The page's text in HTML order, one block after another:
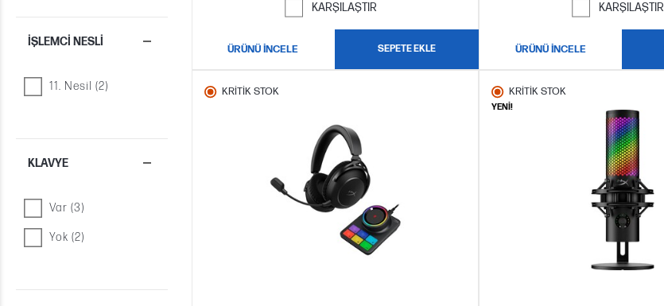
İŞLEMCI NESLI
11. Nesil (2)
KLAVYE
Var (3)
Yok (2)
KARŞILAŞTIR
ÜRÜNÜ İNCELE SEPETE EKLE
KARŞILAŞTIR
ÜRÜNÜ İNCELE
KRİTİK STOK KRİTİK STOK
YENİ!